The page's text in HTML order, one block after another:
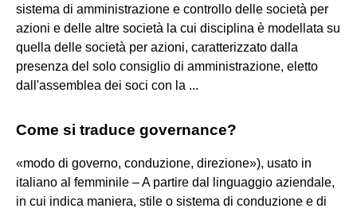
sistema di amministrazione e controllo delle società per
azioni e delle altre società la cui disciplina è modellata su
quella delle società per azioni, caratterizzato dalla
presenza del solo consiglio di amministrazione, eletto
dall'assemblea dei soci con la ...
Come si traduce governance?
«modo di governo, conduzione, direzione»), usato in
italiano al femminile – A partire dal linguaggio aziendale,
in cui indica maniera, stile o sistema di conduzione e di